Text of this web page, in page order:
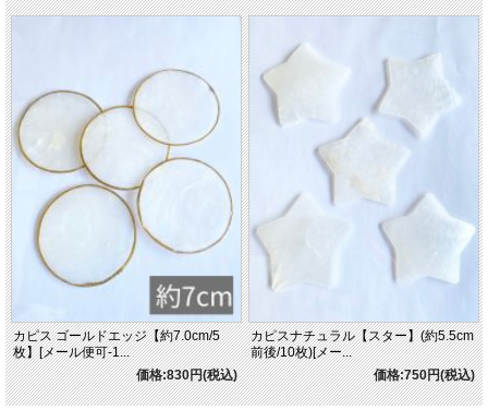
カピス ゴールドエッジ【約7.0cm/5
枚】[メール便可-1...
価格:830円(税込)
カピスナチュラル【スター】(約5.5cm
前後/10枚)[メー...
価格:750円(税込)